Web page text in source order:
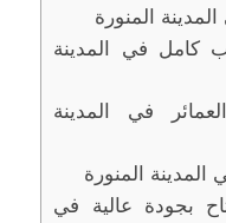
المنورة
كامل في المدينة
في المدينة
المدينة المنورة
بجودة عالية في